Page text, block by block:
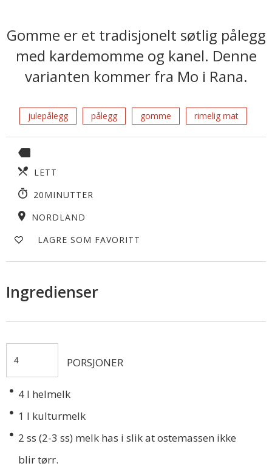
Gomme er et tradisjonelt søtlig pålegg
med kardemomme og kanel. Denne
varianten kommer fra Mo i Rana.
julepålegg pålegg gomme rimelig mat
LETT
20MINUTTER
NORDLAND
LAGRE SOM FAVORITT
Ingredienser
PORSJONER
4 l helmelk
1 l kulturmelk
2 ss (2-3 ss) melk has i slik at ostemassen ikke
blir tørr.